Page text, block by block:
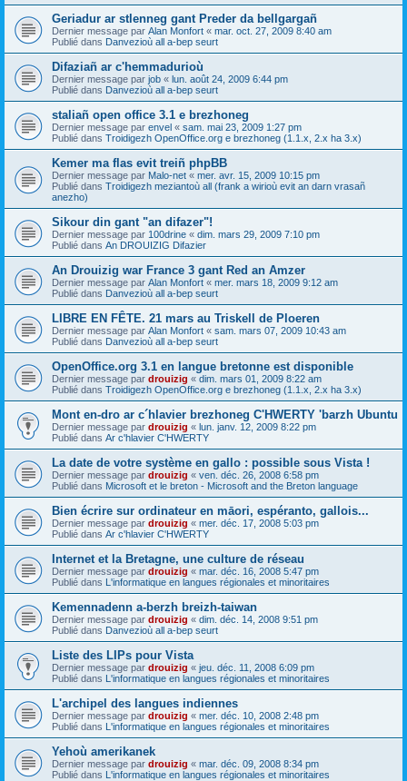
Geriadur ar stlenneg gant Preder da bellgargañ
Dernier message par Alan Monfort « mar. oct. 27, 2009 8:40 am
Publié dans Danvezioù all a-bep seurt
Difaziañ ar c'hemmadurioù
Dernier message par job « lun. août 24, 2009 6:44 pm
Publié dans Danvezioù all a-bep seurt
staliañ open office 3.1 e brezhoneg
Dernier message par envel « sam. mai 23, 2009 1:27 pm
Publié dans Troidigezh OpenOffice.org e brezhoneg (1.1.x, 2.x ha 3.x)
Kemer ma flas evit treiñ phpBB
Dernier message par Malo-net « mer. avr. 15, 2009 10:15 pm
Publié dans Troidigezh meziantoù all (frank a wirioù evit an darn vrasañ
anezho)
Sikour din gant "an difazer"!
Dernier message par 100drine « dim. mars 29, 2009 7:10 pm
Publié dans An DROUIZIG Difazier
An Drouizig war France 3 gant Red an Amzer
Dernier message par Alan Monfort « mer. mars 18, 2009 9:12 am
Publié dans Danvezioù all a-bep seurt
LIBRE EN FÊTE. 21 mars au Triskell de Ploeren
Dernier message par Alan Monfort « sam. mars 07, 2009 10:43 am
Publié dans Danvezioù all a-bep seurt
OpenOffice.org 3.1 en langue bretonne est disponible
Dernier message par drouizig « dim. mars 01, 2009 8:22 am
Publié dans Troidigezh OpenOffice.org e brezhoneg (1.1.x, 2.x ha 3.x)
Mont en-dro ar c´hlavier brezhoneg C'HWERTY 'barzh Ubuntu
Dernier message par drouizig « lun. janv. 12, 2009 8:22 pm
Publié dans Ar c'hlavier C'HWERTY
La date de votre système en gallo : possible sous Vista !
Dernier message par drouizig « ven. déc. 26, 2008 6:58 pm
Publié dans Microsoft et le breton - Microsoft and the Breton language
Bien écrire sur ordinateur en māori, espéranto, gallois...
Dernier message par drouizig « mer. déc. 17, 2008 5:03 pm
Publié dans Ar c'hlavier C'HWERTY
Internet et la Bretagne, une culture de réseau
Dernier message par drouizig « mar. déc. 16, 2008 5:47 pm
Publié dans L'informatique en langues régionales et minoritaires
Kemennadenn a-berzh breizh-taiwan
Dernier message par drouizig « dim. déc. 14, 2008 9:51 pm
Publié dans Danvezioù all a-bep seurt
Liste des LIPs pour Vista
Dernier message par drouizig « jeu. déc. 11, 2008 6:09 pm
Publié dans L'informatique en langues régionales et minoritaires
L'archipel des langues indiennes
Dernier message par drouizig « mer. déc. 10, 2008 2:48 pm
Publié dans L'informatique en langues régionales et minoritaires
Yehoù amerikanek
Dernier message par drouizig « mar. déc. 09, 2008 8:34 pm
Publié dans L'informatique en langues régionales et minoritaires